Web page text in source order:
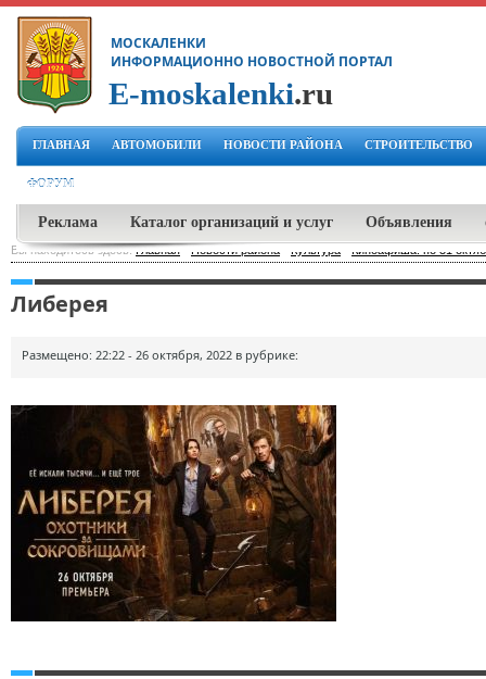
МОСКАЛЕНКИ
ИНФОРМАЦИОННО НОВОСТНОЙ ПОРТАЛ
E-moskalenki.ru
ГЛАВНАЯ АВТОМОБИЛИ НОВОСТИ РАЙОНА СТРОИТЕЛЬСТВО
ФОРУМ
Реклама Каталог организаций и услуг Объявления
Вы находитесь здесь:Главная-Новости района Культура Киноафиша: по 31
Либерея
Размещено: 22:22 - 26 октября, 2022 в рубрике: